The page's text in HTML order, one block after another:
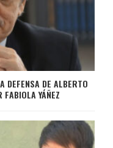
DEFENSA DE ALBERTO
FABIOLA YÁÑEZ